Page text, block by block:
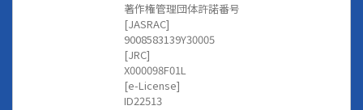
著作権管理団体許諾番号
[JASRAC]
9008583139Y30005
[JRC]
X000098F01L
[e-License]
ID22513